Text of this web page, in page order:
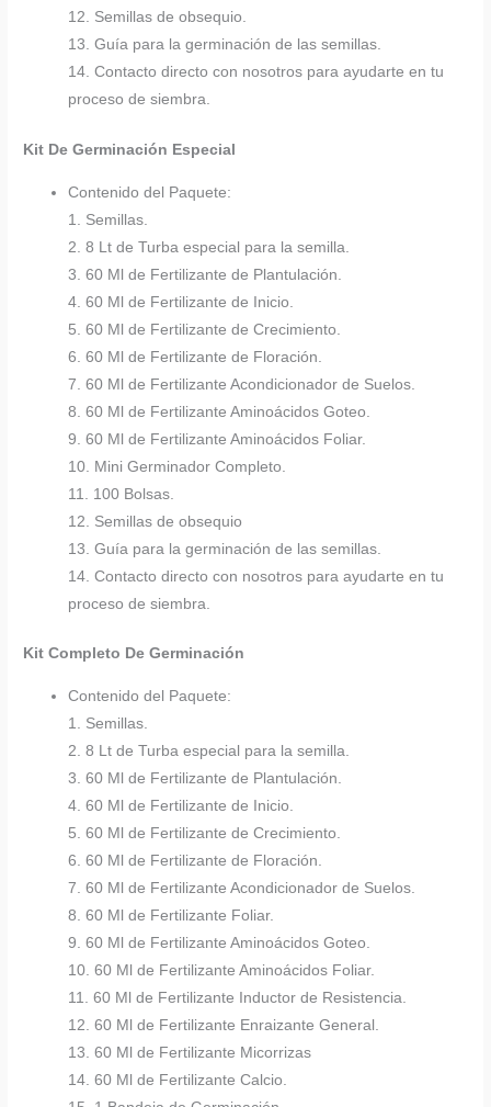
12. Semillas de obsequio.
13. Guía para la germinación de las semillas.
14. Contacto directo con nosotros para ayudarte en tu
proceso de siembra.
Kit De Germinación Especial
Contenido del Paquete:
1. Semillas.
2. 8 Lt de Turba especial para la semilla.
3. 60 Ml de Fertilizante de Plantulación.
4. 60 Ml de Fertilizante de Inicio.
5. 60 Ml de Fertilizante de Crecimiento.
6. 60 Ml de Fertilizante de Floración.
7. 60 Ml de Fertilizante Acondicionador de Suelos.
8. 60 Ml de Fertilizante Aminoácidos Goteo.
9. 60 Ml de Fertilizante Aminoácidos Foliar.
10. Mini Germinador Completo.
11. 100 Bolsas.
12. Semillas de obsequio
13. Guía para la germinación de las semillas.
14. Contacto directo con nosotros para ayudarte en tu
proceso de siembra.
Kit Completo De Germinación
Contenido del Paquete:
1. Semillas.
2. 8 Lt de Turba especial para la semilla.
3. 60 Ml de Fertilizante de Plantulación.
4. 60 Ml de Fertilizante de Inicio.
5. 60 Ml de Fertilizante de Crecimiento.
6. 60 Ml de Fertilizante de Floración.
7. 60 Ml de Fertilizante Acondicionador de Suelos.
8. 60 Ml de Fertilizante Foliar.
9. 60 Ml de Fertilizante Aminoácidos Goteo.
10. 60 Ml de Fertilizante Aminoácidos Foliar.
11. 60 Ml de Fertilizante Inductor de Resistencia.
12. 60 Ml de Fertilizante Enraizante General.
13. 60 Ml de Fertilizante Micorrizas
14. 60 Ml de Fertilizante Calcio.